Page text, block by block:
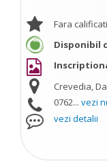
Fara
Disponibil
Crevedia,
0762... vezi
vezi detalii